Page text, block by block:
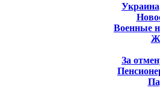
Военные
За